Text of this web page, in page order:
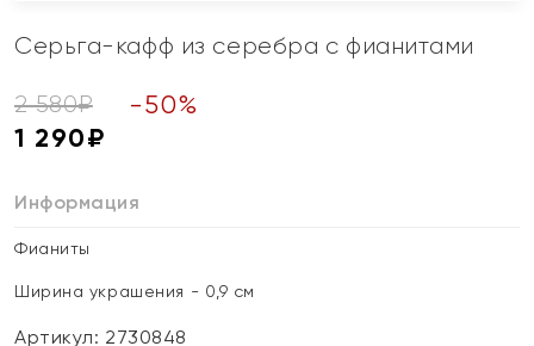
Серьга-кафф из серебра с фианитами
2 580₽ -50%
1 290₽
Информация
Фианиты
Ширина украшения - 0,9 см
Артикул: 2730848